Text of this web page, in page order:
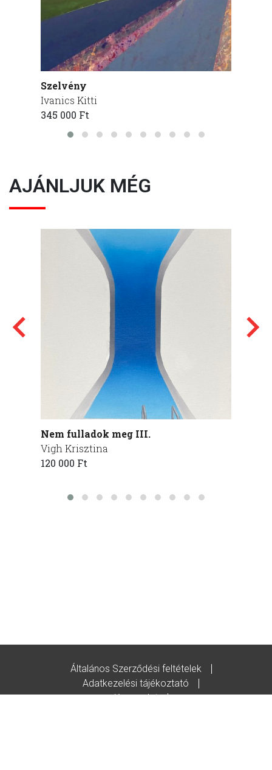
Szelvény
Ivanics Kitti
345 000 Ft
AJÁNLJUK MÉG
Nem fulladok meg III.
Vigh Krisztina
120 000 Ft
Általános Szerződési feltételek
Adatkezelési tájékoztató
Kapcsolat